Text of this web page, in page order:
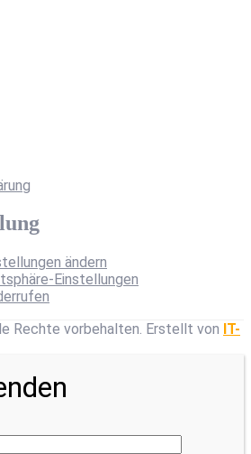
ändern
Einstellungen
Rechte vorbehalten. Erstellt von IT-